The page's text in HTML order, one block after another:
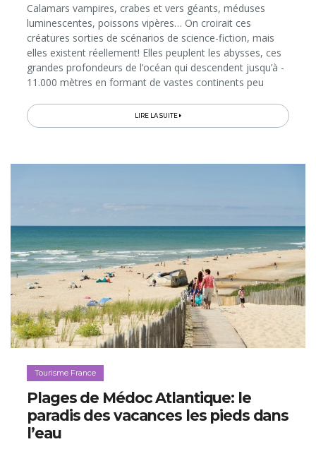
Calamars vampires, crabes et vers géants, méduses
luminescentes, poissons vipères… On croirait ces
créatures sorties de scénarios de science-fiction, mais
elles existent réellement! Elles peuplent les abysses, ces
grandes profondeurs de l’océan qui descendent jusqu’à -
11.000 mètres en formant de vastes continents peu
exposition immersive...
LIRE LA SUITE
Tourisme France
Plages de Médoc Atlantique: le
paradis des vacances les pieds dans
l’eau